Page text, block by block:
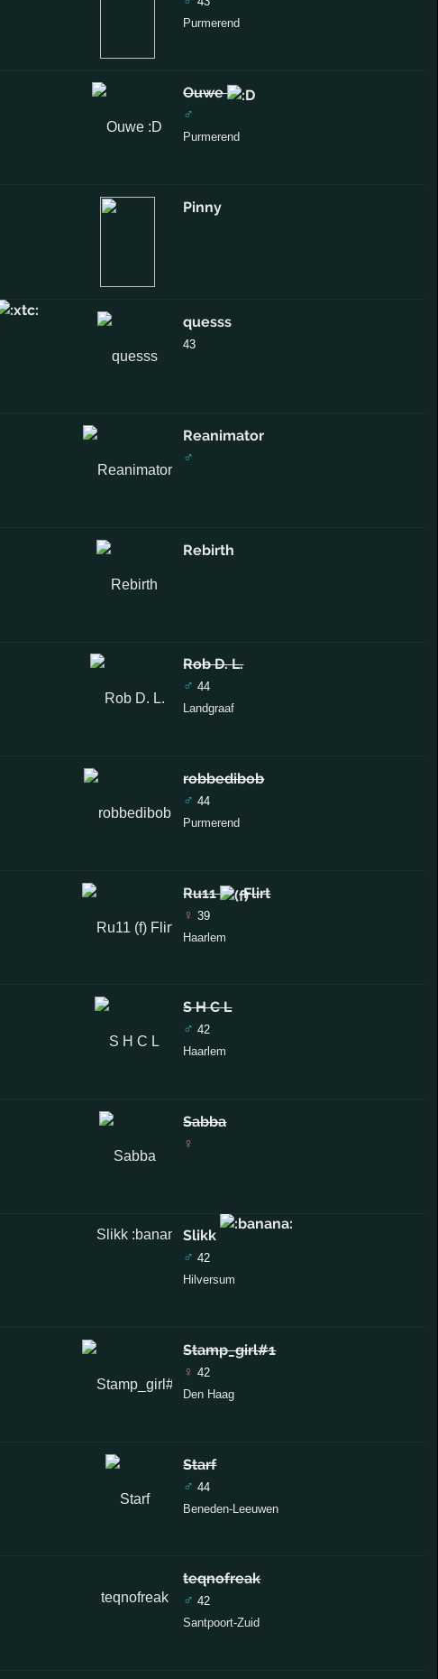
Purmerend
Ouwe
♂
Purmerend
Pinny
quesss
43
Reanimator
♂
Rebirth
Rob D. L.
♂ 44
Landgraaf
robbedibob
♂ 44
Purmerend
Ru11 Flirt
♀ 39
Haarlem
S H C L
♂ 42
Haarlem
Sabba
♀
Slikk
♂ 42
Hilversum
Stamp_girl#1
♀ 42
Den Haag
Starf
♂ 44
Beneden-Leeuwen
teqnofreak
♂ 42
Santpoort-Zuid